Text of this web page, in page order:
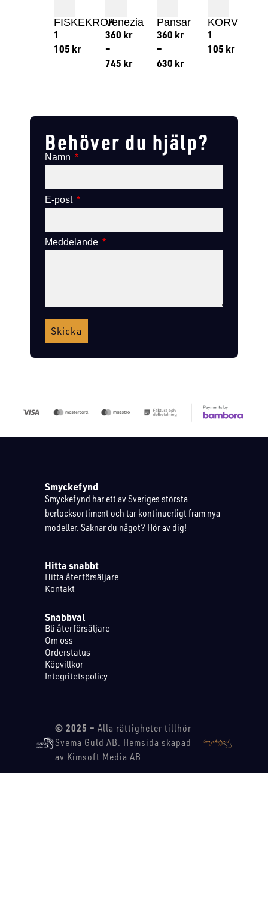
FISKEKROK
1
105 kr
Venezia
360 kr
–
745 kr
Pansar
360 kr
–
630 kr
KORV
1
105 kr
Behöver du hjälp?
Namn
E-post
Meddelande
Skicka
Smyckefynd
Smyckefynd har ett av Sveriges största
berlocksortiment och tar kontinuerligt fram nya
modeller. Saknar du något? Hör av dig!
Hitta snabbt
Hitta återförsäljare
Kontakt
Snabbval
Bli återförsäljare
Om oss
Orderstatus
Köpvillkor
Integritetspolicy
© 2025 – Alla rättigheter tillhör
Svema Guld AB. Hemsida skapad
av Kimsoft Media AB